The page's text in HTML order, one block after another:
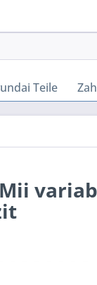
Teile